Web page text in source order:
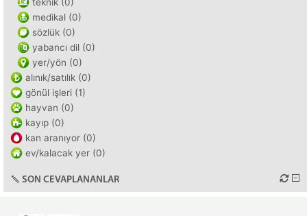
medikal (0)
sözlük (0)
yabancı dil (0)
yer/yön (0)
alınık/satılık (0)
gönül işleri (1)
hayvan (0)
kayıp (0)
kan aranıyor (0)
ev/kalacak yer (0)
SON CEVAPLANANLAR